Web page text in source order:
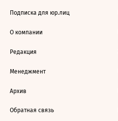
Подписка для юр.лиц
О компании
Редакция
Менеджмент
Архив
Обратная связь